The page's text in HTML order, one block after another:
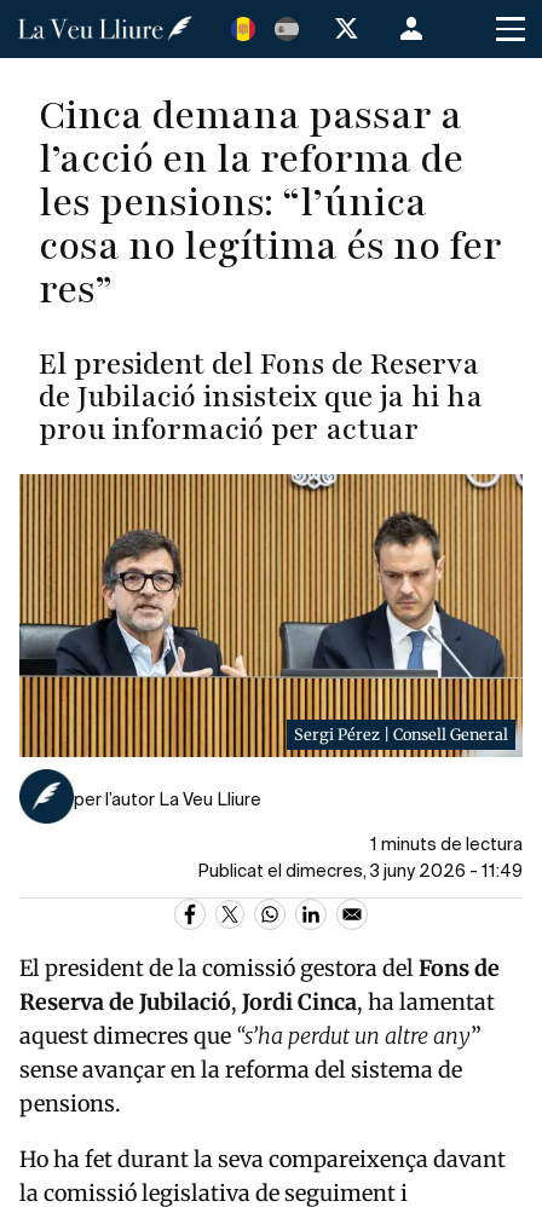
Vés
Menú
de
de
usuario
Cinca demana passar a
l’acció en la reforma de
les pensions: “l’única
cosa no legítima és no fer
res”
El president del Fons de Reserva
de Jubilació insisteix que ja hi ha
prou informació per actuar
Sergi Pérez | Consell General
per l’autor La Veu Lliure
1 minuts de lectura
Publicat el dimecres, 3 juny 2026 - 11:49
El president de la comissió gestora delFons de
Reserva de Jubilació, Jordi Cinca, ha lamentat
aquest dimecres que “s’ha perdut un altre any”
sense avançar en la reforma del sistema de
pensions.
Ho ha fet durant la seva compareixença davant
la comissió legislativa de seguiment i